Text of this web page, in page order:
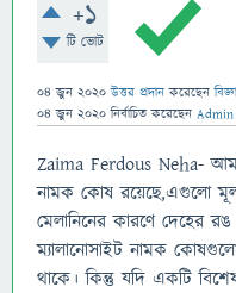
+1
টি ভোট
04 জুন 2020 উত্তর প্রদান করেছেন
04 জুন 2020 নির্বাচিত করেছেন Admin
Zaima Ferdous Neha-
নামক কোষ রয়েছে,এগুলো
মেলানিনের কারণে দেহের
ম্যালানোসাইট নামক
থাকে। কিন্তু যদি একটি